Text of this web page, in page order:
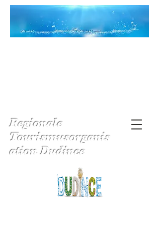
Regionale
Tourismusorganis
ation Dudince